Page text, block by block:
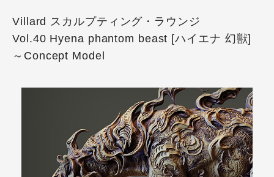
Villard スカルプティング・ラウンジ
Vol.40 Hyena phantom beast [ハイエナ 幻獣]
～Concept Model